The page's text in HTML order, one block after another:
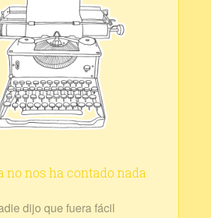
no nos ha contado nada
dijo que fuera fácil